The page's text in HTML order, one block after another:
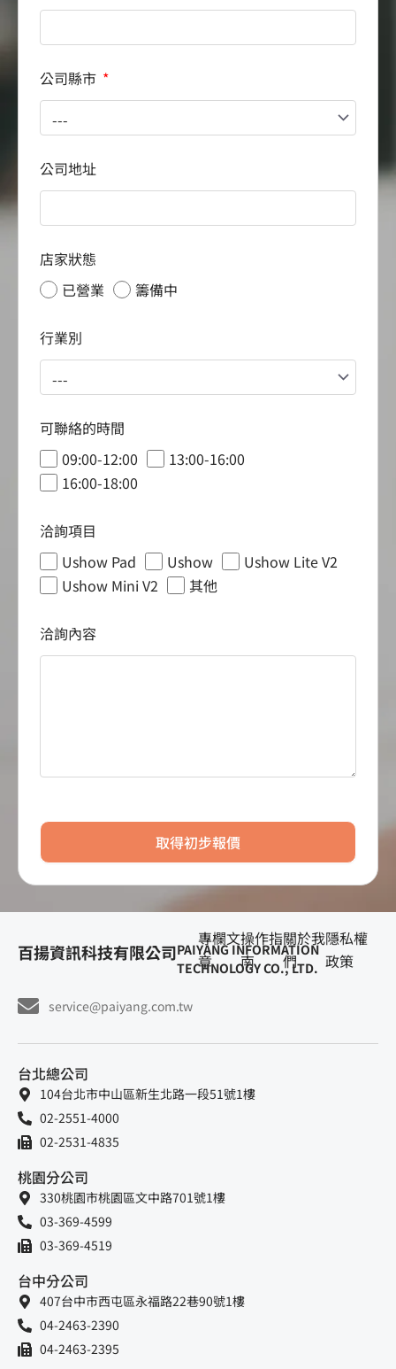
公司縣市
公司地址
店家狀態
已營業
籌備中
行業別
可聯絡的時間
09:00-12:00
13:00-16:00
16:00-18:00
洽詢項目
Ushow Pad
Ushow
Ushow Lite V2
Ushow Mini V2
其他
洽詢內容
取得初步報價
百揚資訊科技有限公司PAIYANG INFORMATION
TECHNOLOGY CO., LTD.
專欄文
章
操作指
南
關於我
們
隱私權
政策
service@paiyang.com.tw
台北總公司
104台北市中山區新生北路一段51號1樓
02-2551-4000
02-2531-4835
桃園分公司
330桃園市桃園區文中路701號1樓
03-369-4599
03-369-4519
台中分公司
407台中市西屯區永福路22巷90號1樓
04-2463-2390
04-2463-2395